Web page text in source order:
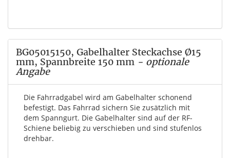
BG05015150, Gabelhalter Steckachse Ø15
mm, Spannbreite 150 mm - optionale
Angabe
Die Fahrradgabel wird am Gabelhalter schonend
befestigt. Das Fahrrad sichern Sie zusätzlich mit
dem Spanngurt. Die Gabelhalter sind auf der RF-
Schiene beliebig zu verschieben und sind stufenlos
drehbar.